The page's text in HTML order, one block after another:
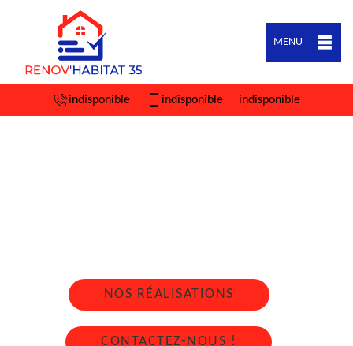
MENU
indisponible indisponible indisponible
NOS RÉALISATIONS
CONTACTEZ-NOUS !